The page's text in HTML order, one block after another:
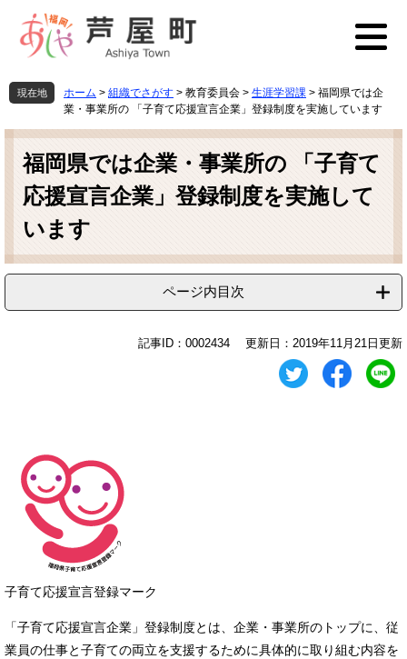
先
頭
を
飛
現在地 ホーム > 組織でさがす > 教育委員会 > 生涯学習課 > 福岡県では企
業・事業所の 「子育て応援宣言企業」登録制度を実施しています
本
福岡県では企業・事業所の 「子育て
応援宣言企業」登録制度を実施して
います
ページ内目次
記事ID：0002434 更新日：2019年11月21日更新
子育て応援宣言登録マーク
「子育て応援宣言企業」登録制度とは、企業・事業所のトップに、従
業員の仕事と子育ての両立を支援するために具体的に取り組む内容を